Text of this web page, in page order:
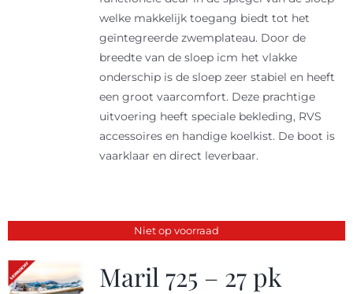
welke makkelijk toegang biedt tot het
geïntegreerde zwemplateau. Door de
breedte van de sloep icm het vlakke
onderschip is de sloep zeer stabiel en heeft
een groot vaarcomfort. Deze prachtige
uitvoering heeft speciale bekleding, RVS
accessoires en handige koelkist. De boot is
vaarklaar en direct leverbaar.
Niet op voorraad
Maril 725 – 27 pk